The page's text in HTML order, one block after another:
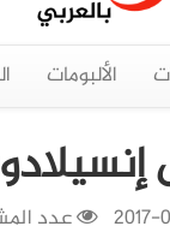
الألبومات
عدد